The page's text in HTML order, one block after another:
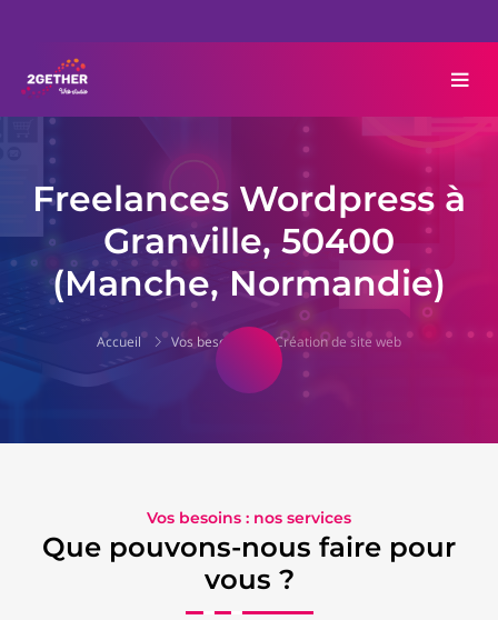
Freelances Wordpress à
Granville, 50400
(Manche, Normandie)
Accueil Vos besoins Création de site web
Vos besoins : nos services
Que pouvons-nous faire pour
vous ?